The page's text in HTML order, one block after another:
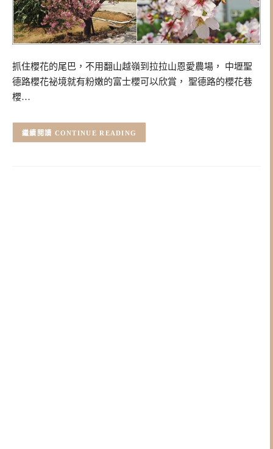
抓住櫻花的尾巴，不用翻山越嶺到拉拉山恩愛農場， 中壢聖
德路櫻花祕境就有粉嫩的富士櫻可以欣賞， 聖德路的櫻花巷
櫻…
CONTINUE READING